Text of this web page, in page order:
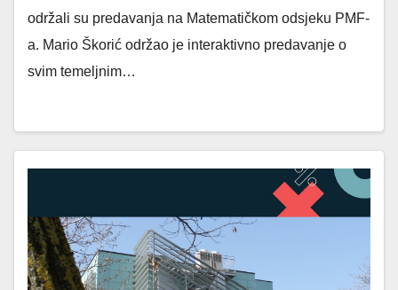
održali su predavanja na Matematičkom odsjeku PMF-
a. Mario Škorić održao je interaktivno predavanje o
svim temeljnim…